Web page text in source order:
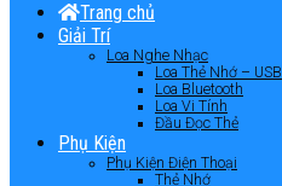
Trang chủ
Giải Trí
Loa Nghe Nhạc
Loa Thẻ Nhớ – USB
Loa Bluetooth
Loa Vi Tính
Đầu Đọc Thẻ
Phụ Kiện
Phụ Kiện Điện Thoại
Thẻ Nhớ